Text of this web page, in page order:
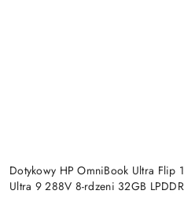
Dotykowy HP OmniBook Ultra Flip
Ultra 9 288V 8-rdzeni 32GB